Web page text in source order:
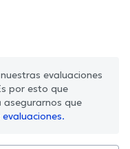
evaluaciones
por esto que
asegurarnos que